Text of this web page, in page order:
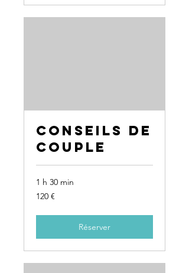
Conseils de
couple
1 h 30 min
120
euros
120 €
Réserver